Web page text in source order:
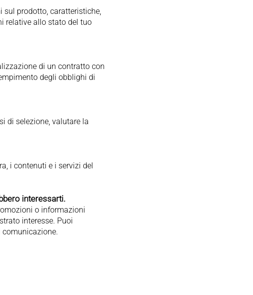
prodotto, caratteristiche,
relative allo stato del tuo
di un contratto con
degli obblighi di
di selezione, valutare la
i contenuti e i servizi del
interessarti.
o informazioni
interesse. Puoi